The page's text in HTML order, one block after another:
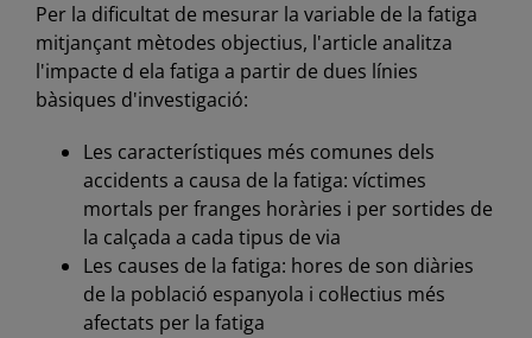
Per la dificultat de mesurar la variable de la fatiga
mitjançant mètodes objectius, l'article analitza
l'impacte d ela fatiga a partir de dues línies
bàsiques d'investigació:
Les característiques més comunes dels
accidents a causa de la fatiga: víctimes
mortals per franges horàries i per sortides de
la calçada a cada tipus de via
Les causes de la fatiga: hores de son diàries
de la població espanyola i col·lectius més
afectats per la fatiga